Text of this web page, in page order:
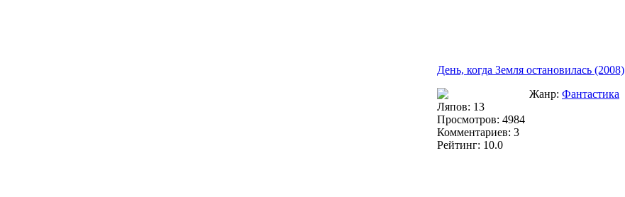
День, когда Земля остановилась (2008)
Жанр: Фантастика
Ляпов: 13
Просмотров: 4984
Комментариев: 3
Рейтинг: 10.0